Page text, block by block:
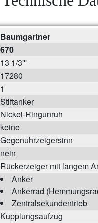
Baumgartner
670
13 1/3'''
17280
1
Stiftanker
Nickel-Ringunruh
keine
Gegenuhrzeigersinn
nein
Rückerzeiger mit langem
Anker
Ankerrad
Zentralsekundentrieb
Kupplungsaufzug